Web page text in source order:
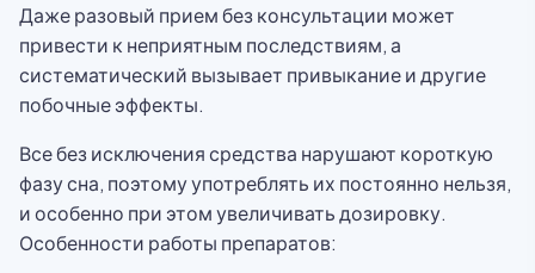
Даже разовый прием без консультации может
привести к неприятным последствиям, а
систематический вызывает привыкание и другие
побочные эффекты.
Все без исключения средства нарушают короткую
фазу сна, поэтому употреблять их постоянно нельзя,
и особенно при этом увеличивать дозировку.
Особенности работы препаратов: